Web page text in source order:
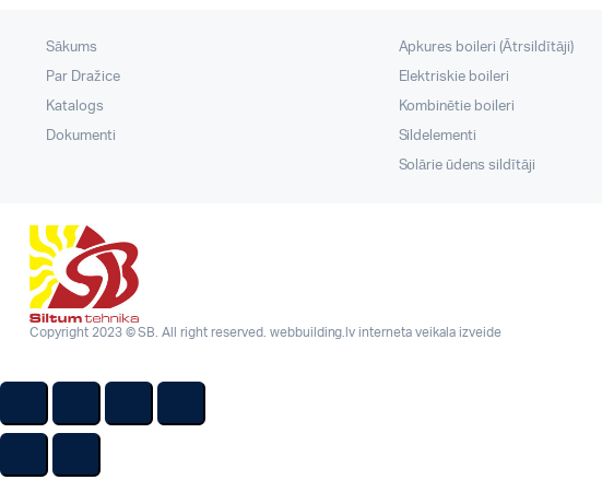
Sākums
Par Dražice
Katalogs
Dokumenti
Apkures boileri (Ātrsildītāji)
Elektriskie boileri
Kombinētie boileri
Sildelementi
Solārie ūdens sildītāji
Copyright 2023 © SB. All right reserved. webbuilding.lvinterneta veikala izveide